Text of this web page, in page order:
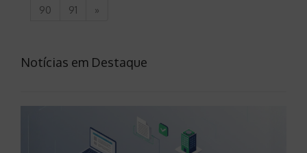
90
91 »
Notícias em Destaque